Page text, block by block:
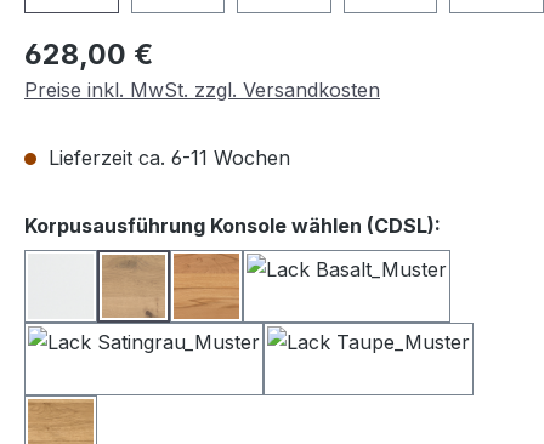
Regulärer Preis:
628,00 €
Preise inkl. MwSt. zzgl. Versandkosten
Lieferzeit ca. 6-11 Wochen
Korpusausführung Konsole wählen (CDSL):
BalkeneicheKernbuche